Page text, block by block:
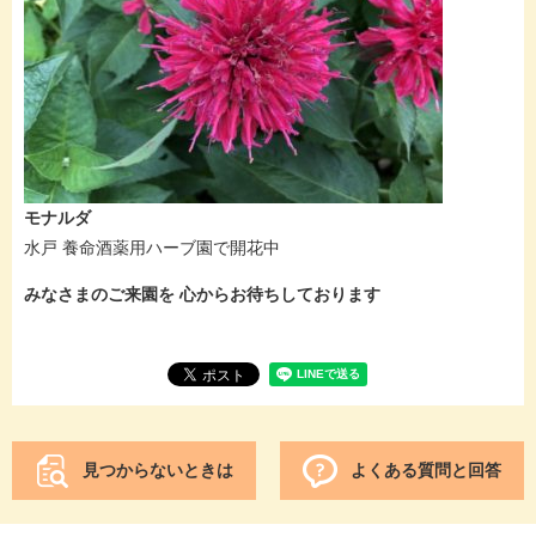
モナルダ
水戸 養命酒薬用ハーブ園で開花中
みなさまのご来園を 心からお待ちしております
見つからないときは よくある質問と回答